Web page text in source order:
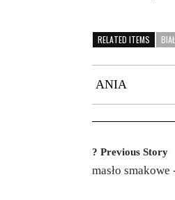
RELATED ITEMS
ANIA
? Previous Story
masło